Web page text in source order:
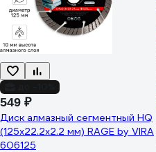
549 ₽
Диск алмазный сегментный HQ
(125х22.2х2.2 мм) RAGE by VIRA
606125